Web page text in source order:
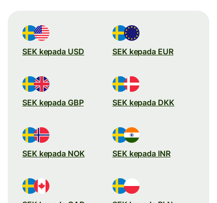
SEK kepada USD SEK kepada EUR
SEK kepada GBP SEK kepada DKK
SEK kepada NOK SEK kepada INR